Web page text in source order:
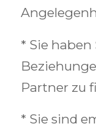
* Sie
Partner zu
* Sie sind